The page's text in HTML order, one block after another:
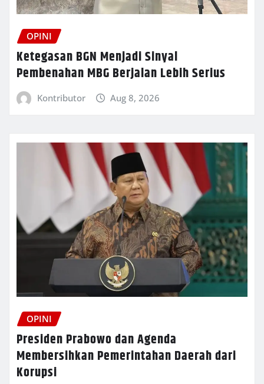
OPINI
Ketegasan BGN Menjadi Sinyal
Pembenahan MBG Berjalan Lebih Serius
Kontributor Aug 8, 2026
OPINI
Presiden Prabowo dan Agenda
Membersihkan Pemerintahan Daerah dari
Korupsi